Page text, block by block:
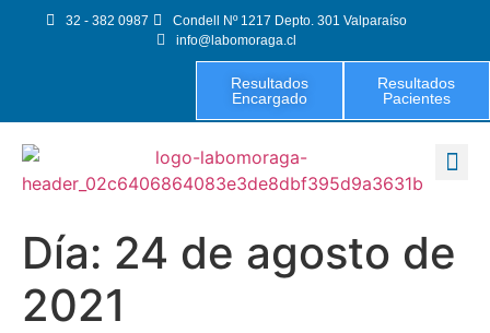
32 - 382 0987
Condell Nº 1217 Depto. 301 Valparaíso
info@labomoraga.cl
Resultados
Pacientes
Resultados
Encargado
Día: 24 de agosto de
2021